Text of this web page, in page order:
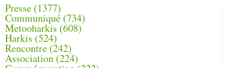
Presse (1377)
Communiqué (734)
Metooharkis (608)
Harkis (524)
Rencontre (242)
Association (224)